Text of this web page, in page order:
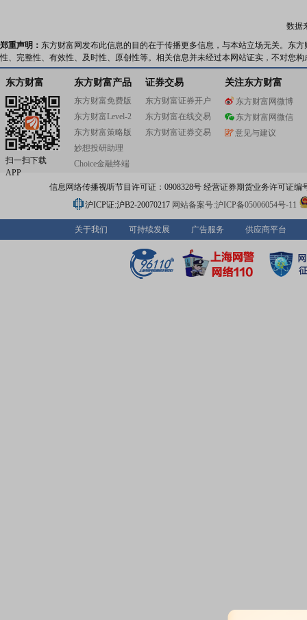
有规模化生产实力,产品远销世界120多个国家和地区。近
山照明不断延链补链强链,已成为涵盖上游芯片制造、中游
装、下游LED应用的全LED产业链企业,并购控股A股上市
星光电、燎旺车灯、沪乐电气、北京航信等,打开了智能、
海洋、机场、动植物、体育照明等新赛道。截至2024年10
将继续聚焦产业链、价值链、创新链,按照“基本盘新型化,
规模化”的总体思路,加快产业链垂直一体化整合,加码布局
业务,打造有竞争力的照明产业集群,提高经营效益,提升品
推动企业高质量发展不断迈上新台阶,取得新成效。
数据
郑重声明： 东方财富网发布此信息的目的在于传播更多信息，与本站立场无关。东
性、完整性、有效性、及时性、原创性等。相关信息并未经过本网站证实，不对您
东方财富
扫一扫下载
APP
东方财富产品
东方财富免费版
东方财富Level-2
东方财富策略版
妙想投研助理
Choice金融终端
证券交易
东方财富证券开户
东方财富在线交易
东方财富证券交易
关注东方财富
东方财富网微博
东方财富网微信
意见与建议
信息网络传播视听节目许可证：0908328号 经营证券期货业务许可证编
沪ICP证:沪B2-20070217 网站备案号:沪ICP备05006054号-11
关于我们 可持续发展 广告服务 供应商平台